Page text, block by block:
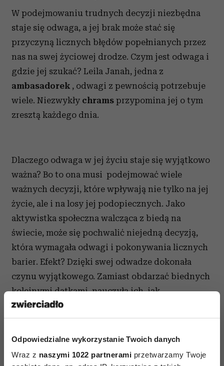
Odpowiedzialne wykorzystanie Twoich danych
Wraz z naszymi 1022 partnerami przetwarzamy Twoje
W podejmowaniu trudnych decyzji niezbędna
staje się odwaga, a jej brak może stać się
przyczyną licznych błędów popełnianych przez
nas na swej życiowej drodze. Czym jest odwaga i
gdzie jej szukać? Leila Janah, jedna z
ambasadorek , odwagi z pewnością potrzebuje
wiele. Niezwykły chrams przypomina jej o tym
zresztą każdego dnia.
Dlaczego odwaga w jej życiu staje się wyjątkowo
ważna? Bo to ona musi podejmować wiele
ważnych decyzji, które wpływają nie tylko na jej
życie, ale i na losy jej podopiecznych. Jako
aktywistka społeczna walcząca z biedą na
świecie, może się pochwalić niejedną decyzją,
która wymagała odwagi i pokonywania licznych
barier. Efekt? Dzięki swej odwadze dokonała
czynu wyjątkowego. Zamiast obdarzać biednych
kolejnymi datkami, nauczyła ich, jak
samodzielnie na siebie zarabiać. Jej odwaga
sprawiła, że odchodząc od utartych schematów
dała wielu ludziom szansę na rozpoczęcie